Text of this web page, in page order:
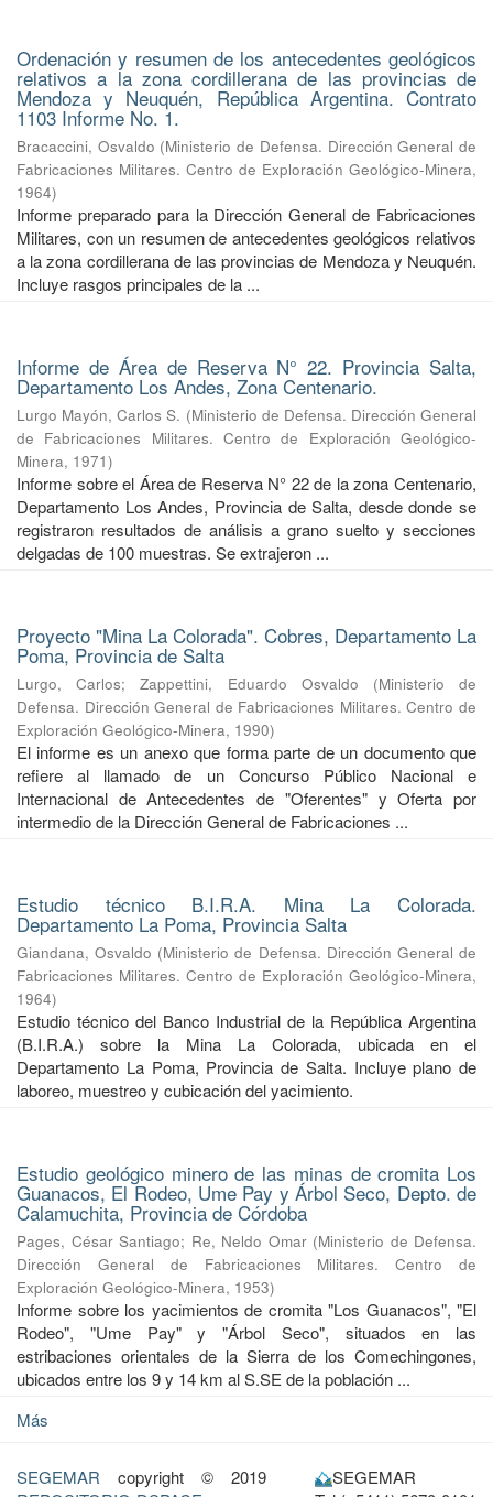
Ordenación y resumen de los antecedentes geológicos
relativos a la zona cordillerana de las provincias de
Mendoza y Neuquén, República Argentina. Contrato
1103 Informe No. 1.
Bracaccini, Osvaldo (Ministerio de Defensa. Dirección General de
Fabricaciones Militares. Centro de Exploración Geológico-Minera,
1964)
Informe preparado para la Dirección General de Fabricaciones
Militares, con un resumen de antecedentes geológicos relativos
a la zona cordillerana de las provincias de Mendoza y Neuquén.
Incluye rasgos principales de la ...
Informe de Área de Reserva N° 22. Provincia Salta,
Departamento Los Andes, Zona Centenario.
Lurgo Mayón, Carlos S. (Ministerio de Defensa. Dirección General
de Fabricaciones Militares. Centro de Exploración Geológico-
Minera, 1971)
Informe sobre el Área de Reserva N° 22 de la zona Centenario,
Departamento Los Andes, Provincia de Salta, desde donde se
registraron resultados de análisis a grano suelto y secciones
delgadas de 100 muestras. Se extrajeron ...
Proyecto "Mina La Colorada". Cobres, Departamento La
Poma, Provincia de Salta
Lurgo, Carlos;Zappettini, Eduardo Osvaldo (Ministerio de
Defensa. Dirección General de Fabricaciones Militares. Centro de
Exploración Geológico-Minera, 1990)
El informe es un anexo que forma parte de un documento que
refiere al llamado de un Concurso Público Nacional e
Internacional de Antecedentes de "Oferentes" y Oferta por
intermedio de la Dirección General de Fabricaciones ...
Estudio técnico B.I.R.A. Mina La Colorada.
Departamento La Poma, Provincia Salta
Giandana, Osvaldo (Ministerio de Defensa. Dirección General de
Fabricaciones Militares. Centro de Exploración Geológico-Minera,
1964)
Estudio técnico del Banco Industrial de la República Argentina
(B.I.R.A.) sobre la Mina La Colorada, ubicada en el
Departamento La Poma, Provincia de Salta. Incluye plano de
laboreo, muestreo y cubicación del yacimiento.
Estudio geológico minero de las minas de cromita Los
Guanacos, El Rodeo, Ume Pay y Árbol Seco, Depto. de
Calamuchita, Provincia de Córdoba
Pages, César Santiago; Re, Neldo Omar (Ministerio de Defensa.
Dirección General de Fabricaciones Militares. Centro de
Exploración Geológico-Minera, 1953)
Informe sobre los yacimientos de cromita "Los Guanacos", "El
Rodeo", "Ume Pay" y "Árbol Seco", situados en las
estribaciones orientales de la Sierra de los Comechingones,
ubicados entre los 9 y 14 km al S.SE de la población ...
Más
SEGEMAR copyright © 2019
SEGEMAR